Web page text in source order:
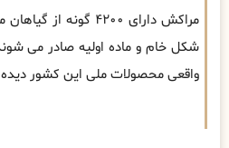
مراکش دارای ۴۲۰۰
شکل خام و ماده اولیه صادر می
واقعی محصولات ملی این کشور